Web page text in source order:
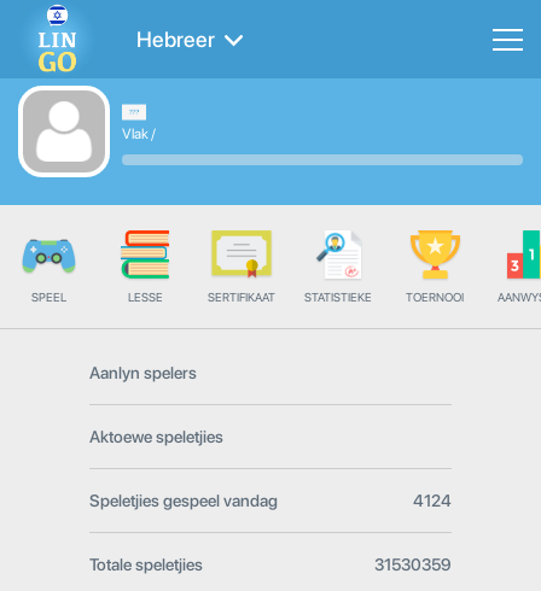
Hebreer
Vlak/
SPEEL LESSE SERTIFIKAAT STATISTIEKE TOERNOOI
Aanlyn spelers
Aktoewe speletjies
Speletjies gespeel vandag 4124
Totale speletjies 31530359